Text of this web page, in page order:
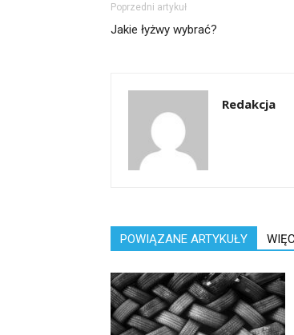
Poprzedni artykuł
Jakie łyżwy wybrać?
Redakcja
POWIĄZANE ARTYKUŁY